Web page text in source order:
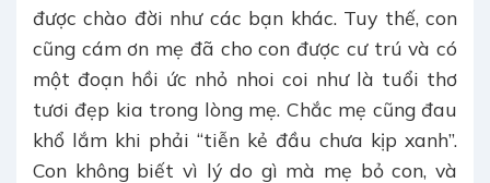
được chào đời như các bạn khác. Tuy thế, con
cũng cám ơn mẹ đã cho con được cư trú và có
một đoạn hồi ức nhỏ nhoi coi như là tuổi thơ
tươi đẹp kia trong lòng mẹ. Chắc mẹ cũng đau
khổ lắm khi phải “tiễn kẻ đầu chưa kịp xanh”.
Con không biết vì lý do gì mà mẹ bỏ con, và